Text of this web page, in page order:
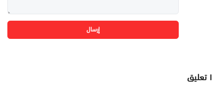
إرسال
١ تعليق